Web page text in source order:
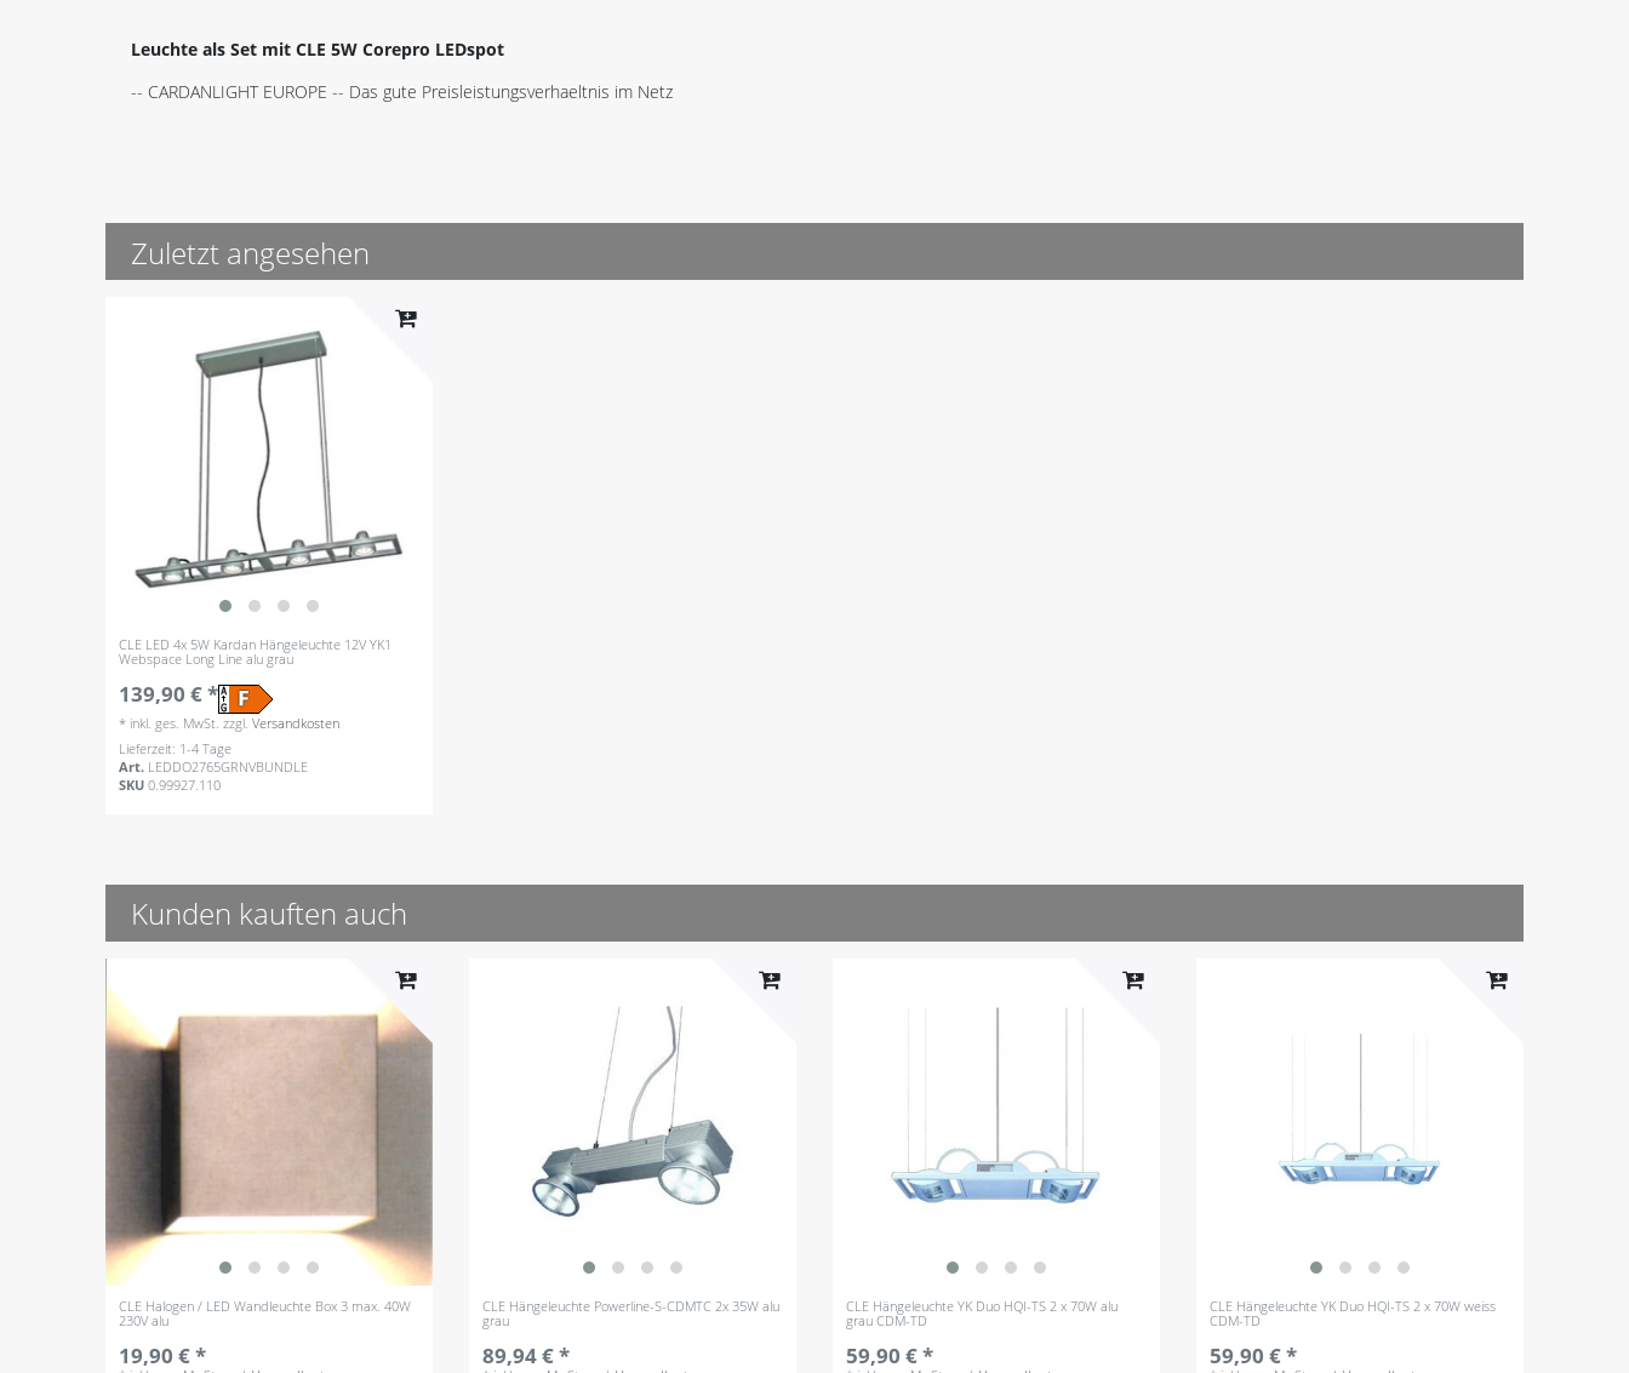
Leuchte als Set mit CLE 5W Corepro LEDspot
-- CARDANLIGHT EUROPE -- Das gute Preisleistungsverhaeltnis im Netz
Zuletzt angesehen
CLE LED 4x 5W Kardan Hängeleuchte 12V YK1
Webspace Long Line alu grau
139,90 € *
* inkl. ges. MwSt. zzgl.Versandkosten
Lieferzeit: 1-4 Tage
Art. LEDDO2765GRNVBUNDLE
SKU0.99927.110
Kunden kauften auch
CLE Halogen / LED Wandleuchte Box 3 max. 40W
230V alu
19,90 € *
CLE Hängeleuchte Powerline-S-CDMTC 2x 35W alu
grau
89,94 € *
CLE Hängeleuchte YK Duo HQI-TS 2 x 70W alu
grau CDM-TD
59,90 € *
CLE Hängeleuchte YK Duo HQI-TS 2 x 70W weiss
CDM-TD
59,90 € *